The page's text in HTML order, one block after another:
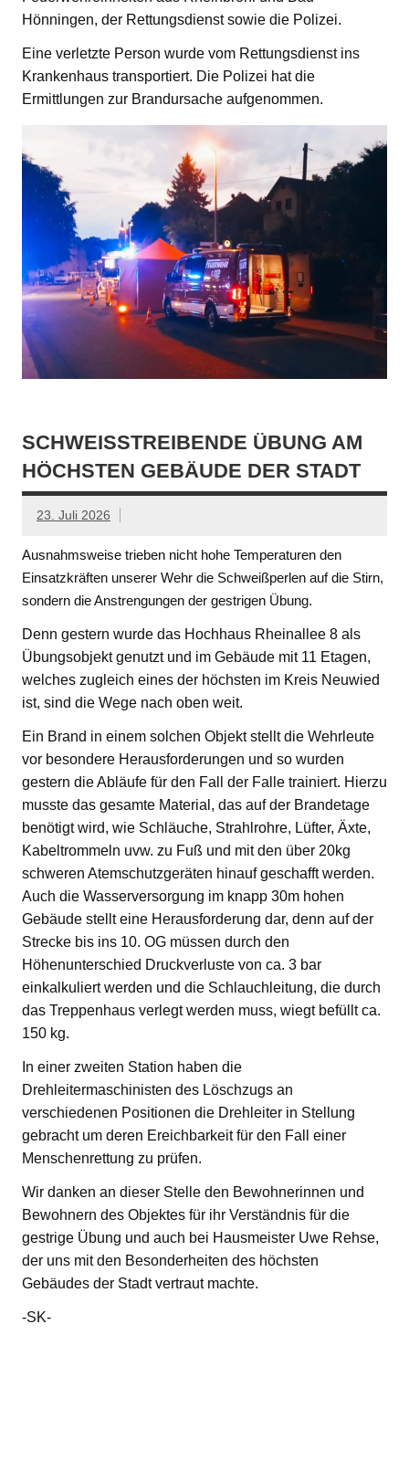
Hönningen, der Rettungsdienst sowie die Polizei.
Eine verletzte Person wurde vom Rettungsdienst ins
Krankenhaus transportiert. Die Polizei hat die
Ermittlungen zur Brandursache aufgenommen.
SCHWEISSTREIBENDE ÜBUNG AM H
ÖCHSTEN GEBÄUDE DER STADT
23. Juli 2026
Ausnahmsweise trieben nicht hohe Temperaturen den
Einsatzkräften unserer Wehr die Schweißperlen auf die Stirn,
sondern die Anstrengungen der gestrigen Übung.
Denn gestern wurde das Hochhaus Rheinallee 8 als
Übungsobjekt genutzt und im Gebäude mit 11 Etagen,
welches zugleich eines der höchsten im Kreis Neuwied
ist, sind die Wege nach oben weit.
Ein Brand in einem solchen Objekt stellt die Wehrleute
vor besondere Herausforderungen und so wurden
gestern die Abläufe für den Fall der Falle trainiert. Hierzu
musste das gesamte Material, das auf der Brandetage
benötigt wird, wie Schläuche, Strahlrohre, Lüfter, Äxte,
Kabeltrommeln uvw. zu Fuß und mit den über 20kg
schweren Atemschutzgeräten hinauf geschafft werden.
Auch die Wasserversorgung im knapp 30m hohen
Gebäude stellt eine Herausforderung dar, denn auf der
Strecke bis ins 10. OG müssen durch den
Höhenunterschied Druckverluste von ca. 3 bar
einkalkuliert werden und die Schlauchleitung, die durch
das Treppenhaus verlegt werden muss, wiegt befüllt ca.
150 kg.
In einer zweiten Station haben die
Drehleitermaschinisten des Löschzugs an
verschiedenen Positionen die Drehleiter in Stellung
gebracht um deren Ereichbarkeit für den Fall einer
Menschenrettung zu prüfen.
Wir danken an dieser Stelle den Bewohnerinnen und
Bewohnern des Objektes für ihr Verständnis für die
gestrige Übung und auch bei Hausmeister Uwe Rehse,
der uns mit den Besonderheiten des höchsten
Gebäudes der Stadt vertraut machte.
-SK-